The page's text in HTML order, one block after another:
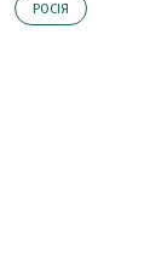
РОСІЯ